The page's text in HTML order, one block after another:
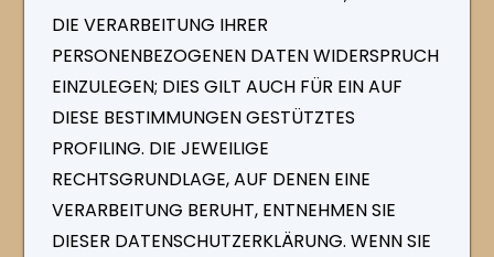
DIE VERARBEITUNG IHRER
PERSONENBEZOGENEN DATEN WIDERSPRUCH
EINZULEGEN; DIES GILT AUCH FÜR EIN AUF
DIESE BESTIMMUNGEN GESTÜTZTES
PROFILING. DIE JEWEILIGE
RECHTSGRUNDLAGE, AUF DENEN EINE
VERARBEITUNG BERUHT, ENTNEHMEN SIE
DIESER DATENSCHUTZERKLÄRUNG. WENN SIE